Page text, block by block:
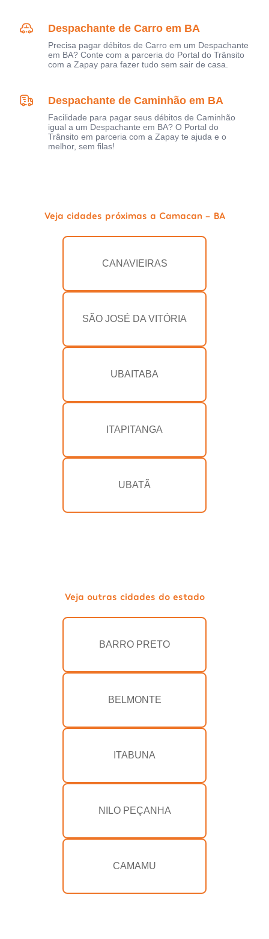
Despachante de Carro em BA
Precisa pagar débitos de Carro em um Despachante
em BA? Conte com a parceria do Portal do Trânsito
com a Zapay para fazer tudo sem sair de casa.
Despachante de Caminhão em BA
Facilidade para pagar seus débitos de Caminhão
igual a um Despachante em BA? O Portal do
Trânsito em parceria com a Zapay te ajuda e o
melhor, sem filas!
Veja cidades próximas a Camacan - BA
CANAVIEIRAS
SÃO JOSÉ DA VITÓRIA
UBAITABA
ITAPITANGA
UBATÃ
Veja outras cidades do estado
BARRO PRETO
BELMONTE
ITABUNA
NILO PEÇANHA
CAMAMU